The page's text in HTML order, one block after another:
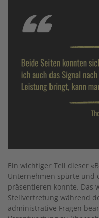
Ein wichtiger Teil dieser
Unternehmen spürte und
präsentieren konnte. Das
Stellvertretung während
administrative Fragen